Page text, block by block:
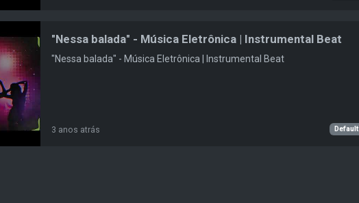
"Nessa balada" - Música Eletrônica | Instrumental Beat
"Nessa balada" - Música Eletrônica | Instrumental Beat
3 anos atrás Default